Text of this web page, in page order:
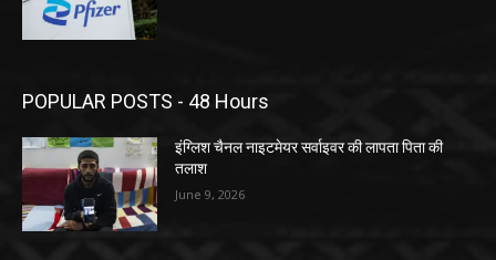
POPULAR POSTS - 48 Hours
इंग्लिश चैनल नाइटमेयर सर्वाइवर की लापता पिता की
तलाश
June 9, 2026